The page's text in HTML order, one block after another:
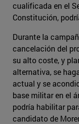
cualificada en el
Constitución,
Durante la
cancelación del
su alto coste, y
alternativa, se
actual y se
base militar en el
podría habilitar
candidato de